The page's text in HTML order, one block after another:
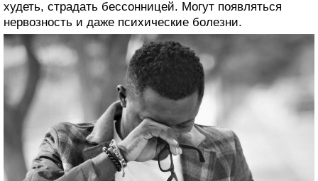
худеть, страдать бессонницей. Могут появляться
нервозность и даже психические болезни.